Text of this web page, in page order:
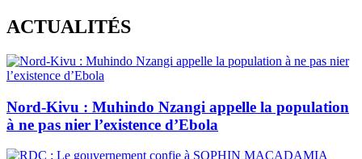
Skip
to
content
ACTUALITÉS
Nord-Kivu : Muhindo Nzangi appelle la population
à ne pas nier l’existence d’Ebola